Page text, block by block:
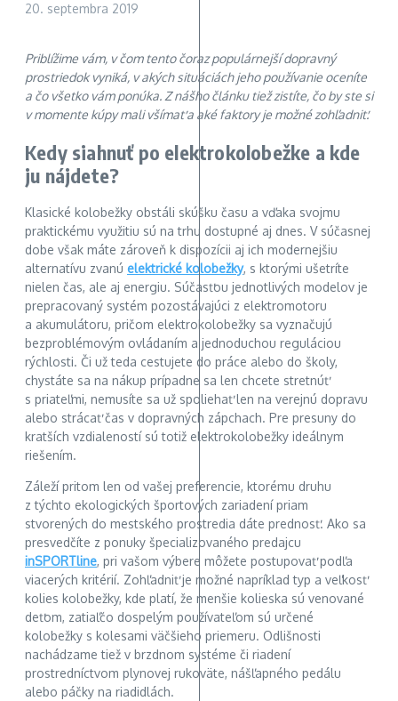
20. septembra 2019
Priblížime vám, v čom tento čoraz populárnejší dopravný
prostriedok vyniká, v akých situáciách jeho používanie oceníte
a čo všetko vám ponúka. Z nášho článku tiež zistíte, čo by ste si
v momente kúpy mali všímať a aké faktory je možné zohľadniť.
Kedy siahnuť po elektrokolobežke a kde
ju nájdete?
Klasické kolobežky obstáli skúšku času a vďaka svojmu
praktickému využitiu sú na trhu dostupné aj dnes. V súčasnej
dobe však máte zároveň k dispozícii aj ich modernejšiu
alternatívu zvanú elektrické kolobežky, s ktorými ušetríte
nielen čas, ale aj energiu. Súčasťou jednotlivých modelov je
prepracovaný systém pozostávajúci z elektromotoru
a akumulátoru, pričom elektrokolobežky sa vyznačujú
bezproblémovým ovládaním a jednoduchou reguláciou
rýchlosti. Či už teda cestujete do práce alebo do školy,
chystáte sa na nákup prípadne sa len chcete stretnúť
s priateľmi, nemusíte sa už spoliehať len na verejnú dopravu
alebo strácať čas v dopravných zápchach. Pre presuny do
kratších vzdialeností sú totiž elektrokolobežky ideálnym
riešením.
Záleží pritom len od vašej preferencie, ktorému druhu
z týchto ekologických športových zariadení priam
stvorených do mestského prostredia dáte prednosť. Ako sa
presvedčíte z ponuky špecializovaného predajcu
inSPORTline, pri vašom výbere môžete postupovať podľa
viacerých kritérií. Zohľadniť je možné napríklad typ a veľkosť
kolies kolobežky, kde platí, že menšie kolieska sú venované
deťom, zatiaľčo dospelým používateľom sú určené
kolobežky s kolesami väčšieho priemeru. Odlišnosti
nachádzame tiež v brzdnom systéme či riadení
prostredníctvom plynovej rukoväte, nášľapného pedálu
alebo páčky na riadidlách.